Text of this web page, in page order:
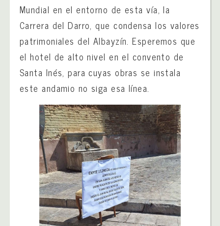
Mundial en el entorno de esta vía, la
Carrera del Darro, que condensa los valores
patrimoniales del Albayzín. Esperemos que
el hotel de alto nivel en el convento de
Santa Inés, para cuyas obras se instala
este andamio no siga esa línea.